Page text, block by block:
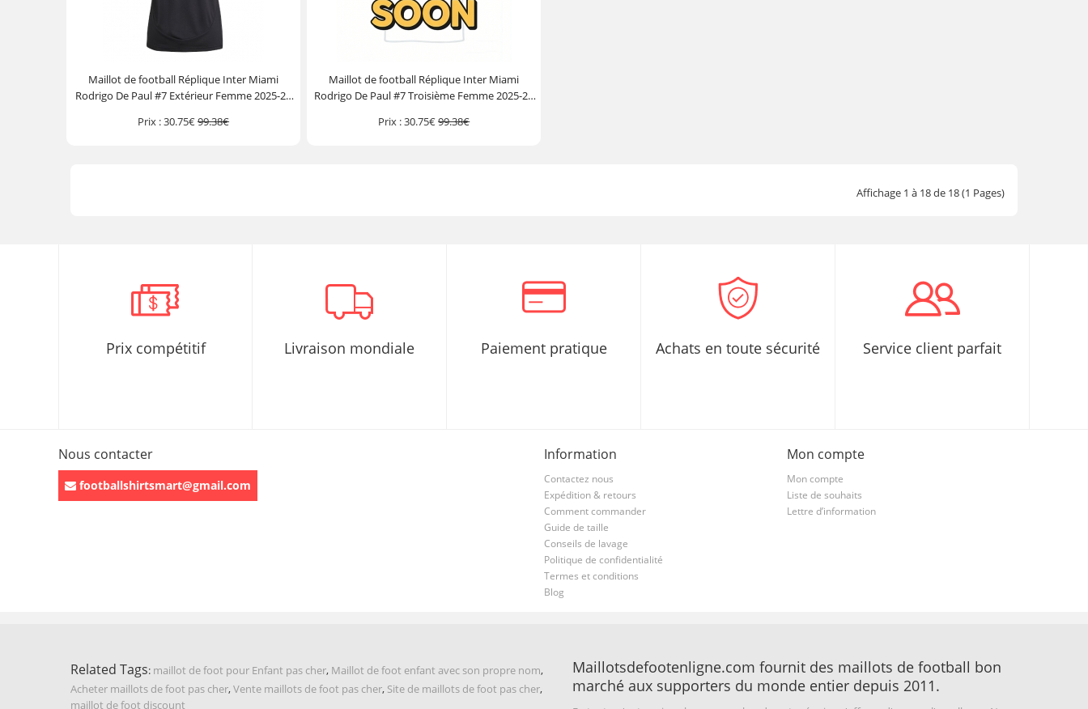
Maillot de football Réplique Inter Miami
Rodrigo De Paul #7 Extérieur Femme 2025-26
Prix :30.75€99.38€
Maillot de football Réplique Inter Miami
Rodrigo De Paul #7 Troisième Femme 2025-26
Prix :30.75€99.38€
Affichage 1 à 18 de 18 (1 Pages)
Prix compétitif Livraison mondiale Paiement pratique Achats en toute sécurité Service client parfait
Nous contacter
footballshirtsmart@gmail.com
Information
Contactez nous
Expédition & retours
Comment commander
Guide de taille
Conseils de lavage
Politique de confidentialité
Termes et conditions
Blog
Mon compte
Mon compte
Liste de souhaits
Lettre d’information
Related Tags: maillot de foot pour Enfant pas cher, Maillot de foot enfant avec son propre nom,
Acheter maillots de foot pas cher,Vente maillots de foot pas cher, Site de maillots de foot pas cher,
maillot de foot discount
Maillotsdefootenligne.com fournit des maillots de football bon
marché aux supporters du monde entier depuis 2011.